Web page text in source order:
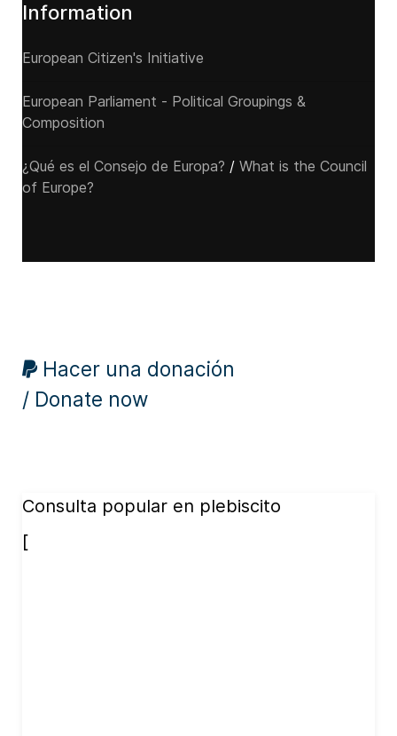
Information
European Citizen's Initiative
European Parliament - Political Groupings &
Composition
¿Qué es el Consejo de Europa? / What is the Council
of Europe?
Hacer una donación
/ Donate now
Consulta popular en plebiscito
[